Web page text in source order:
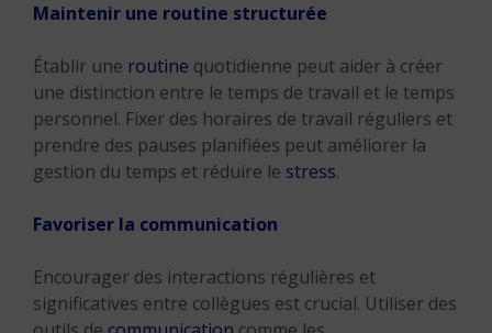
Maintenir une routine structurée
Établir une routine quotidienne peut aider à créer
une distinction entre le temps de travail et le temps
personnel. Fixer des horaires de travail réguliers et
prendre des pauses planifiées peut améliorer la
gestion du temps et réduire le stress.
Favoriser la communication
Encourager des interactions régulières et
significatives entre collègues est crucial. Utiliser des